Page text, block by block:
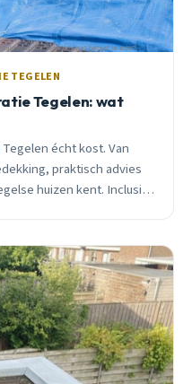
TEGELEN
Tegelen: wat
écht kost. Van
praktisch advies
huizen kent. Inclusief